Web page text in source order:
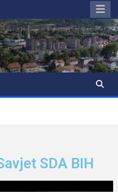
SDA BIH